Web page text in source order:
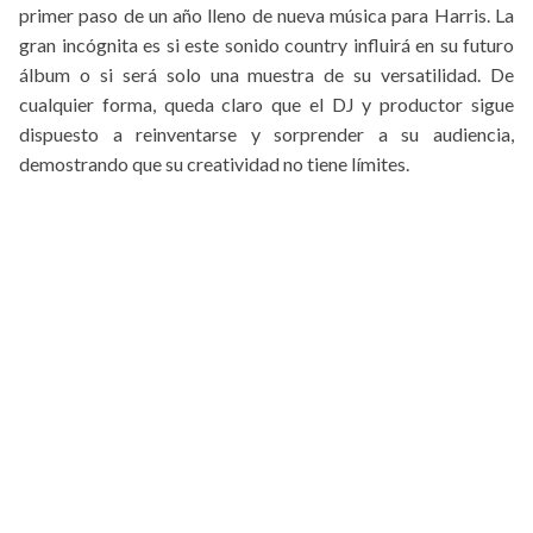
primer paso de un año lleno de nueva música para Harris. La
gran incógnita es si este sonido country influirá en su futuro
álbum o si será solo una muestra de su versatilidad. De
cualquier forma, queda claro que el DJ y productor sigue
dispuesto a reinventarse y sorprender a su audiencia,
demostrando que su creatividad no tiene límites.